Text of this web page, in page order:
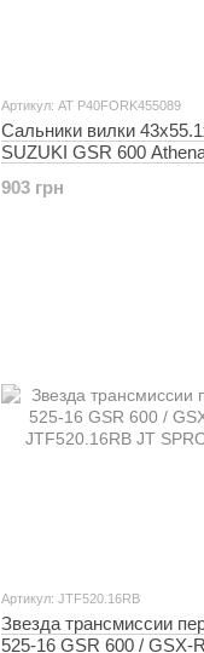
Артикул: AT P40FORK455089
Сальники вилки
SUZUKI GSR 600
903 грн
Артикул: JTF520.16RB
Звезда трансмиссии
525-16 GSR 600 / GSX-